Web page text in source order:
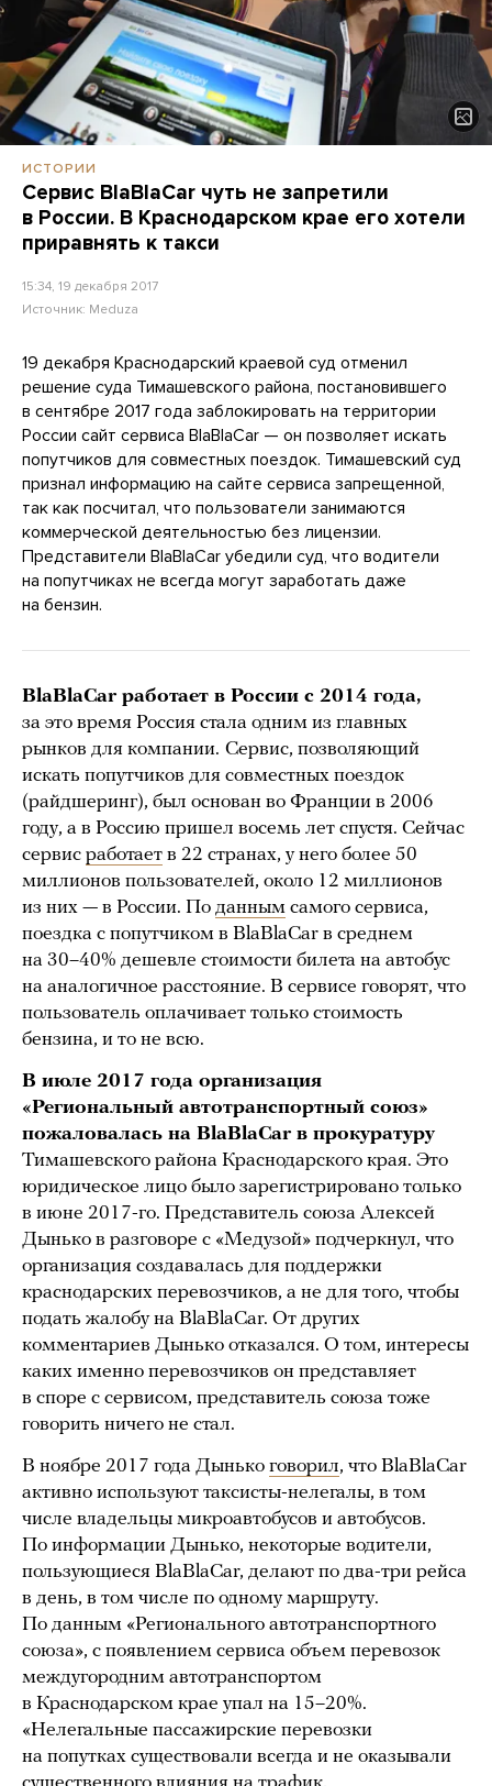
ИСТОРИИ
Сервис BlaBlaCar чуть не запретили
в России. В Краснодарском крае его хотели
приравнять к такси
15:34, 19 декабря 2017
Источник: Meduza
19 декабря Краснодарский краевой суд отменил
решение суда Тимашевского района, постановившего
в сентябре 2017 года заблокировать на территории
России сайт сервиса BlaBlaCar — он позволяет искать
попутчиков для совместных поездок. Тимашевский суд
признал информацию на сайте сервиса запрещенной,
так как посчитал, что пользователи занимаются
коммерческой деятельностью без лицензии.
Представители BlaBlaCar убедили суд, что водители
на попутчиках не всегда могут заработать даже
на бензин.
BlaBlaCar работает в России с 2014 года,
за это время Россия стала одним из главных
рынков для компании. Сервис, позволяющий
искать попутчиков для совместных поездок
(райдшеринг), был основан во Франции в 2006
году, а в Россию пришел восемь лет спустя. Сейчас
сервис работает в 22 странах, у него более 50
миллионов пользователей, около 12 миллионов
из них — в России. По данным самого сервиса,
поездка с попутчиком в BlaBlaCar в среднем
на 30–40% дешевле стоимости билета на автобус
на аналогичное расстояние. В сервисе говорят, что
пользователь оплачивает только стоимость
бензина, и то не всю.
В июле 2017 года организация
«Региональный автотранспортный союз»
пожаловалась на BlaBlaCar в прокуратуру
Тимашевского района Краснодарского края. Это
юридическое лицо было зарегистрировано только
в июне 2017-го. Представитель союза Алексей
Дынько в разговоре с «Медузой» подчеркнул, что
организация создавалась для поддержки
краснодарских перевозчиков, а не для того, чтобы
подать жалобу на BlaBlaCar. От других
комментариев Дынько отказался. О том, интересы
каких именно перевозчиков он представляет
в споре с сервисом, представитель союза тоже
говорить ничего не стал.
В ноябре 2017 года Дынько говорил, что BlaBlaCar
активно используют таксисты-нелегалы, в том
числе владельцы микроавтобусов и автобусов.
По информации Дынько, некоторые водители,
пользующиеся BlaBlaCar, делают по два-три рейса
в день, в том числе по одному маршруту.
По данным «Регионального автотранспортного
союза», с появлением сервиса объем перевозок
междугородним автотранспортом
в Краснодарском крае упал на 15–20%.
«Нелегальные пассажирские перевозки
на попутках существовали всегда и не оказывали